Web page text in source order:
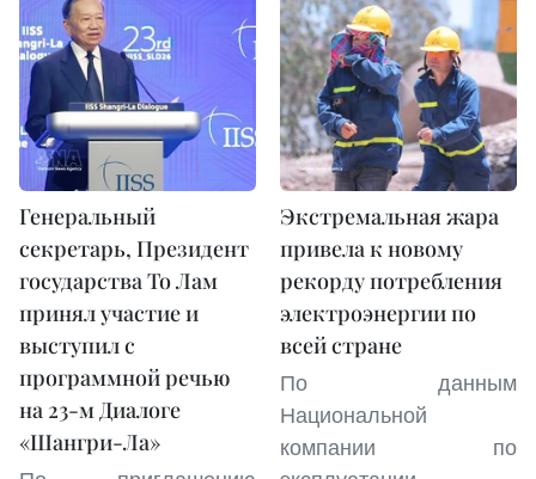
Генеральный
секретарь, Президент
государства То Лам
принял участие и
выступил с
программной речью
на 23-м Диалоге
«Шангри-Ла»
Экстремальная жара
привела к новому
рекорду потребления
электроэнергии по
всей стране
По данным
Национальной
компании по